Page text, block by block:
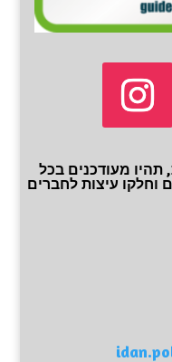
תהיו מעודכנים בכל
וחלקו עיצות לחברים